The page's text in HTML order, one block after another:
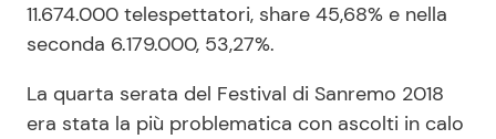
11.674.000 telespettatori, share 45,68% e nella
seconda 6.179.000, 53,27%.
La quarta serata del Festival di Sanremo 2018
era stata la più problematica con ascolti in calo